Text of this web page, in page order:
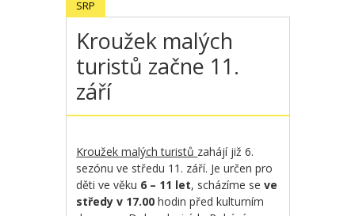
SRP
Kroužek malých
turistů začne 11.
září
Kroužek malých turistů zahájí již 6.
sezónu ve středu 11. září. Je určen pro
děti ve věku 6 – 11 let, scházíme seve
středy v 17.00 hodin před kulturním